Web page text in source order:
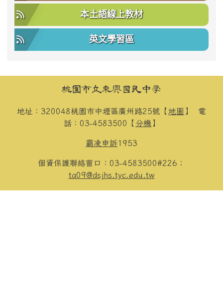
本土語線上教材
英文學習區
頁尾區域內容桃園市立東興國民中學
地址：320048桃園市中壢區廣州路25號【 地圖 】 電
話：03-4583500【 分機 】
霸凌申訴1953
個資保護聯絡窗口：03-4583500#226；
ta09@dsjhs.tyc.edu.tw